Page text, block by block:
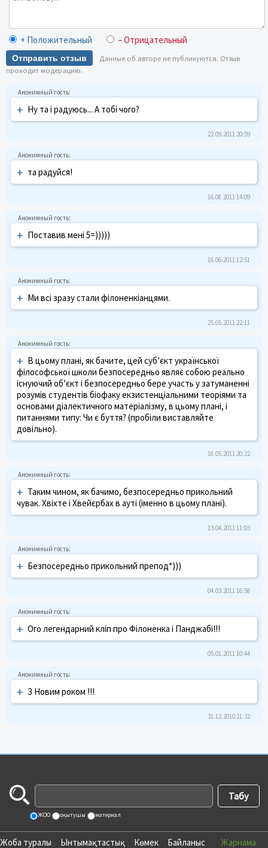
+ Положительный – Отрицательный
Отправить отзыв
Данные об авторе не публикуются. Отзыв
проходит модерацию.
+ Ну та і радуюсь... А тобі чого?
22.09.2011 20:59
+ та радуйся!
16.08.2011 14:09
+ Поставив мені 5=)))))
16.06.2011 12:51
+ Ми всі зразу стали філоненкіанцями.
25.05.2011 22:11
+ В цьому плані, як бачите, цей суб’єкт української
філософської школи безпосередньо являє собою реально
існуючий об’єкт і безпосередньо бере участь у затуманенні
розумів студентів біофаку екзистенціальними теоріями та
основами діалектичного матеріалізму, в цьому плані, і
питаннями типу: Чи є буття? (пробіли виставляйте
довільно).
18.05.2011 20:22
+ Таким чином, як бачимо, безпосередньо прикольний
чувак. Хвіхте і Хвейєрбах в ауті (іменно в цьому плані).
13.04.2011 11:03
+ Безпосередньо прикольний препод*)))
04.03.2011 16:58
+ Ого легендарний кліп про Філоненка і Панджабі!!!
05.01.2011 10:44
+ З Новим роком !!!
31.12.2010 21:32
ЖОО оқытушы материал
Жоба туралы Ынтымақтастық Көмек Байланыс Жарнама